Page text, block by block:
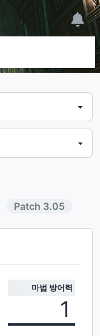
Patch 3.05
마법 방어력
1